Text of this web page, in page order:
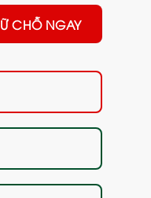
CHỖ NGAY